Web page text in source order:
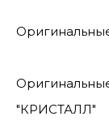
"КРИСТАЛЛ"